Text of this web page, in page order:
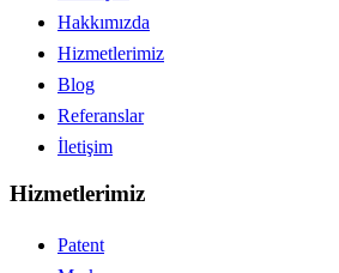
Hakkımızda
Hizmetlerimiz
Blog
Referanslar
İletişim
Hizmetlerimiz
Patent